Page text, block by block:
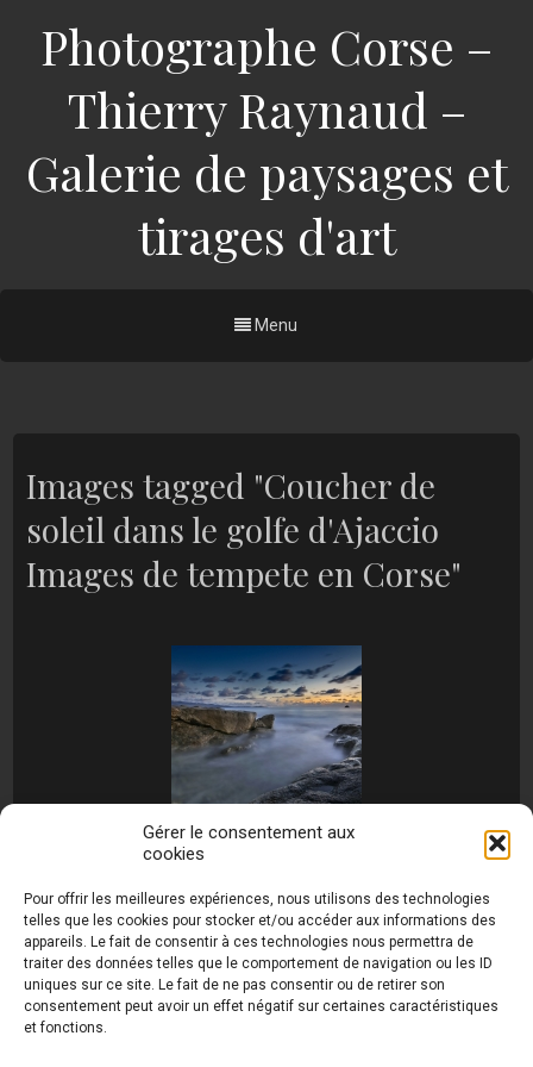
Gérer le consentement aux
cookies
Pour offrir les meilleures expériences, nous utilisons des technologies
telles que les cookies pour stocker et/ou accéder aux informations des
appareils. Le fait de consentir à ces technologies nous permettra de
traiter des données telles que le comportement de navigation ou les ID
uniques sur ce site. Le fait de ne pas consentir ou de retirer son
consentement peut avoir un effet négatif sur certaines caractéristiques
et fonctions.
Photographe Corse –
Thierry Raynaud –
Galerie de paysages et
tirages d'art
Menu
Images tagged "Coucher de
soleil dans le golfe d'Ajaccio
Images de tempete en Corse"